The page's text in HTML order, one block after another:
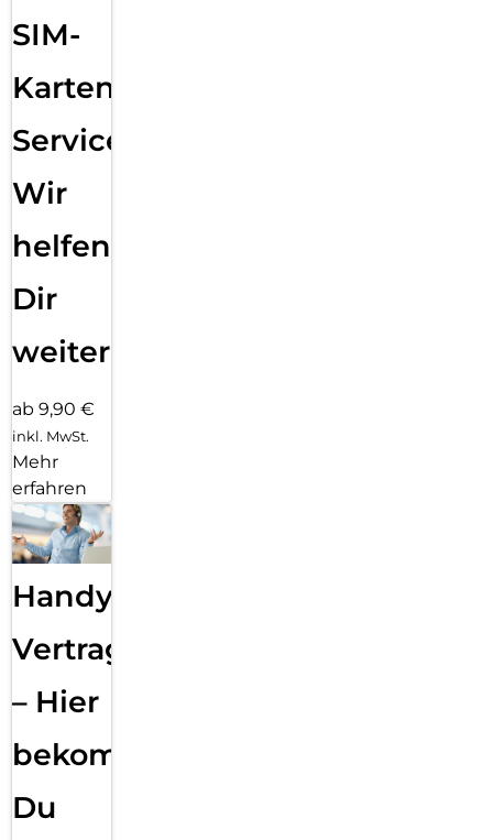
Podcasts und kontaktiere den Notruf – alles ohne dein
iPhone. Und jetzt bist du mit schnellem 5G unterwegs noch
SIM-
Karten
Service:
Wir
helfen
Dir
weiter
ab 9,90 €
inkl. MwSt.
Mehr
erfahren
Handy
Vertragsabwicklung
– Hier
bekommst
Du